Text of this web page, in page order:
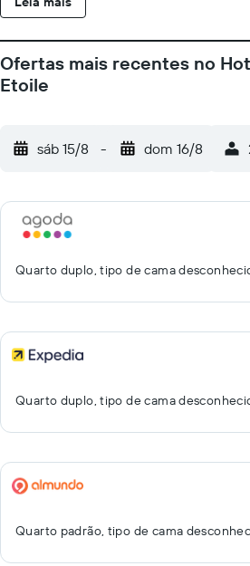
Ofertas mais recentes no
Etoile
sáb 15/8 - dom 16/8
Quarto duplo, tipo de cama
Quarto duplo, tipo de cama
Quarto padrão, tipo de cama